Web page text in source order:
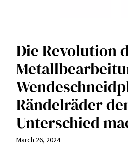
Die Revolution
Rändelräder
Unterschied
March 26, 2024